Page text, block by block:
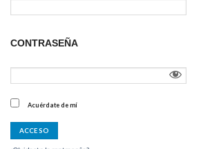
CONTRASEÑA
Acuérdate de mí